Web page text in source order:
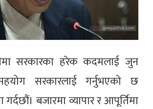
सरकारका हरेक कदमलाई जुन
सरकारलाई गर्नुभएको छ
गर्दछौं। बजारमा व्यापार र आपूर्तिमा